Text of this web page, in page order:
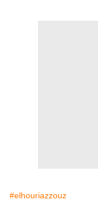
#elhouriazzouz